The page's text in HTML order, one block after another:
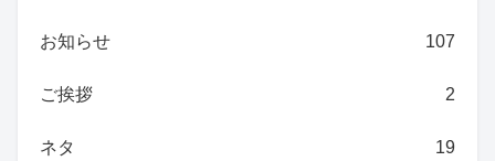
お知らせ 107
ご挨拶 2
ネタ 19